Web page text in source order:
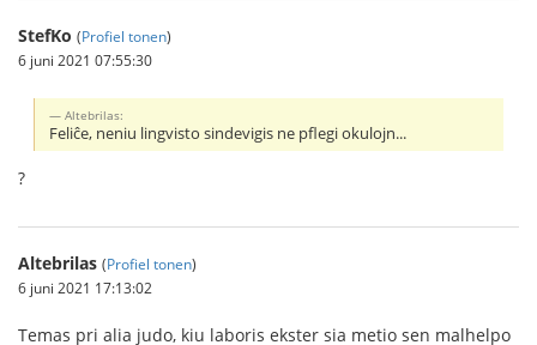
StefKo (Profiel tonen)
6 juni 2021 07:55:30
Altebrilas:
Feliĉe, neniu lingvisto sindevigis ne pflegi okulojn...
?
Altebrilas (Profiel tonen)
6 juni 2021 17:13:02
Temas pri alia judo, kiu laboris ekster sia metio sen malhelpo